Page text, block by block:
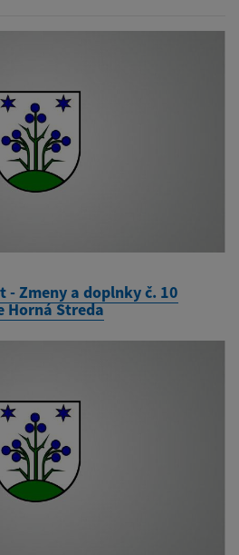
Zmeny a doplnky č. 10
Horná Streda